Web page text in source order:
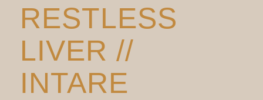
RESTLESS
LIVER //
INTARE